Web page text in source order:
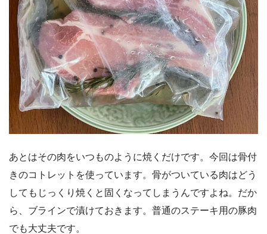
あとはその肉をいつものように焼くだけです。今回は骨付
きのコトレットを使っています。骨がついている肉はどう
してもじっくり焼くと固くなってしまうんですよね。だか
ら、ブラインで漬けておきます。普通のステーキ用の豚肉
でも大丈夫です。